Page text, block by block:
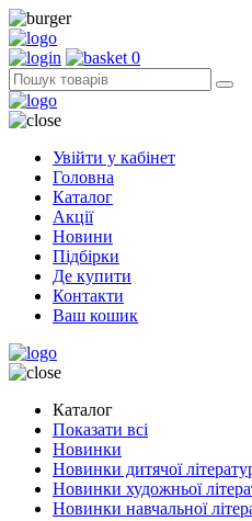
0
Увійти у кабінет
Головна
Каталог
Акції
Новини
Підбірки
Де купити
Контакти
Ваш кошик
Каталог
Показати всі
Новинки
Новинки дитячої
Новинки художньої
Новинки навчальної